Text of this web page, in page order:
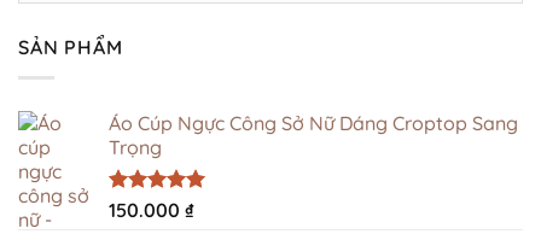
SẢN PHẨM
Áo Cúp Ngực Công Sở Nữ Dáng Croptop Sang
Trọng
Được xếp
150.000 ₫